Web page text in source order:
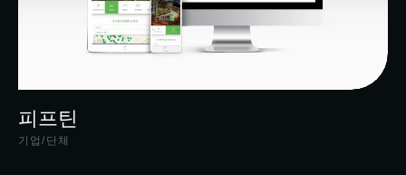
피프틴
기업/단체